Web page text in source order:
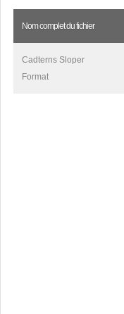
Nom complet du fichier
Cadterns Sloper
Format